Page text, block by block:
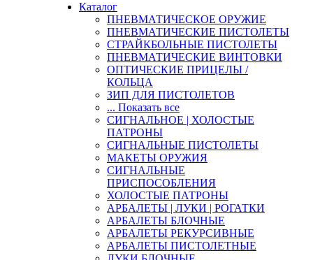
Каталог
ПНЕВМАТИЧЕСКОЕ ОРУЖИЕ
ПНЕВМАТИЧЕСКИЕ ПИСТОЛЕТЫ
СТРАЙКБОЛЬНЫЕ ПИСТОЛЕТЫ
ПНЕВМАТИЧЕСКИЕ ВИНТОВКИ
ОПТИЧЕСКИЕ ПРИЦЕЛЫ /
КОЛЬЦА
ЗИП ДЛЯ ПИСТОЛЕТОВ
... Показать все
СИГНАЛЬНОЕ | ХОЛОСТЫЕ
ПАТРОНЫ
СИГНАЛЬНЫЕ ПИСТОЛЕТЫ
МАКЕТЫ ОРУЖИЯ
СИГНАЛЬНЫЕ
ПРИСПОСОБЛЕНИЯ
ХОЛОСТЫЕ ПАТРОНЫ
АРБАЛЕТЫ | ЛУКИ | РОГАТКИ
АРБАЛЕТЫ БЛОЧНЫЕ
АРБАЛЕТЫ РЕКУРСИВНЫЕ
АРБАЛЕТЫ ПИСТОЛЕТНЫЕ